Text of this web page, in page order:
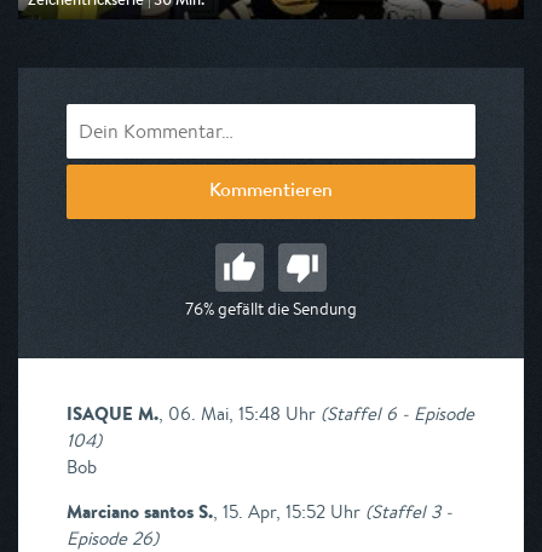
Ausgestrahlt von Disney Channel
Kommentieren
76% gefällt die Sendung
ISAQUE M., 06. Mai, 15:48 Uhr (Staffel 6 - Episode
104)
Bob
Marciano santos S., 15. Apr, 15:52 Uhr (Staffel 3 -
Episode 26)